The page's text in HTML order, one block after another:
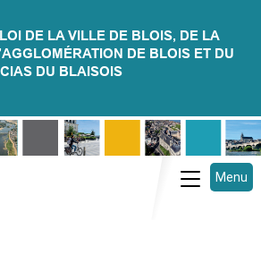
DE LA VILLE DE BLOIS, DE LA
DE BLOIS ET DU
CIAS DU BLAISOIS
Toggle
Menu